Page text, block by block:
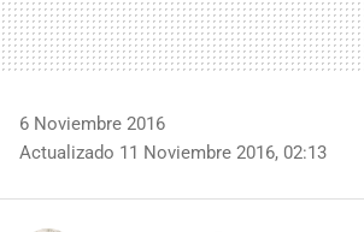
6 Noviembre 2016
Actualizado 11 Noviembre 2016, 02:13